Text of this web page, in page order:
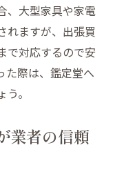
、大型家具や家電
れますが、出張買
で対応するので安
た際は、鑑定堂へ
。
業者の信頼